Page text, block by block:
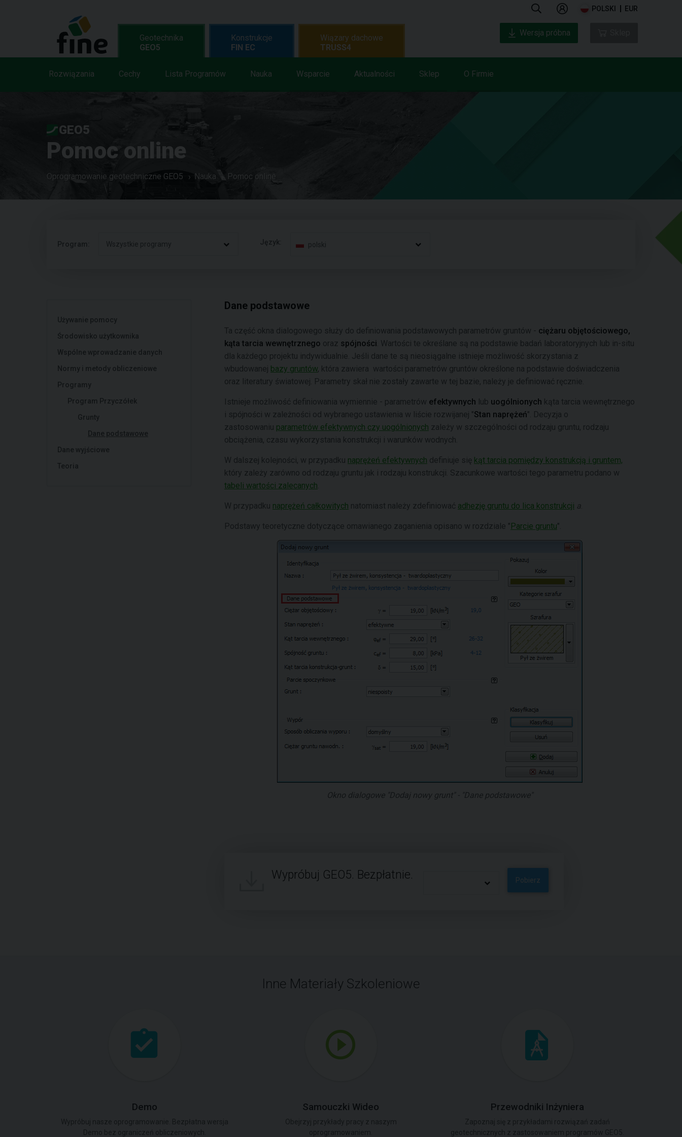
POLSKI EUR
Geotechnika
GEO5
Rozwiązania Cechy Lista Programów Nauka Wsparcie Aktualności Sklep O Firmie
Konstrukcje
FIN EC
Wiązary dachowe
TRUSS4
Wersja próbna
GEO5
Pomoc online
Oprogramowanie geotechniczne GEO5 Nauka Pomoc online
Program: Wszystkie programy Język: polski
Używanie pomocy
Środowisko użytkownika
Wspólne wprowadzanie danych
Normy i metody obliczeniowe
Programy
Program Przyczółek
Grunty
Dane podstawowe
Dane wyjściowe
Teoria
Dane podstawowe
Ta część okna dialogowego służy do definiowania podstawowych parametrów gruntów - ciężaru objętościowego,
kąta tarcia wewnętrznego oraz spójności . Wartości te określane są na podstawie badań laboratoryjnych lub in-situ
dla każdego projektu indywidualnie. Jeśli dane te są nieosiągalne istnieje możliwość skorzystania z
wbudowanej bazy gruntów, która zawiera wartości parametrów gruntów określone na podstawie doświadczenia
oraz literatury światowej. Parametry skał nie zostały zawarte w tej bazie, należy je definiować ręcznie.
Istnieje możliwość definiowania wymiennie - parametrów efektywnych lub uogólnionych kąta tarcia wewnętrznego
i spójności w zależności od wybranego ustawienia w liście rozwijanej "Stan naprężeń". Decyzja o
zastosowaniu parametrów efektywnych czy uogólnionych zależy w szczególności od rodzaju gruntu, rodzaju
obciążenia, czasu wykorzystania konstrukcji i warunków wodnych.
W dalszej kolejności, w przypadku naprężeń efektywnych definiuje się kąt tarcia pomiędzy konstrukcją i gruntem,
który zależy zarówno od rodzaju gruntu jak i rodzaju konstrukcji. Szacunkowe wartości tego parametru podano w
tabeli wartości zalecanych
W przypadku naprężeń całkowitych natomiast należy zdefiniować adhezję gruntu do lica konstrukcji a
Podstawy teoretyczne dotyczące omawianego zaganienia opisano w rozdziale "Parcie gruntu".
Okno dialogowe "Dodaj nowy grunt" - "Dane podstawowe"
Wypróbuj GEO5. Bezpłatnie. Pobierz
Inne Materiały Szkoleniowe
Demo Samouczki Wideo Przewodniki Inżyniera